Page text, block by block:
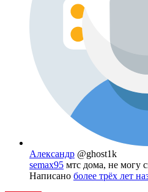
Александр @ghost1k
semax95 мтс дома, не могу
Написано более трёх лет